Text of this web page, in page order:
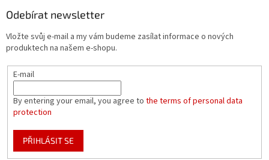
Odebírat newsletter
Vložte svůj e-mail a my vám budeme zasílat informace o nových
produktech na našem e-shopu.
E-mail
By entering your email, you agree to the terms of personal data
protection
PŘIHLÁSIT SE